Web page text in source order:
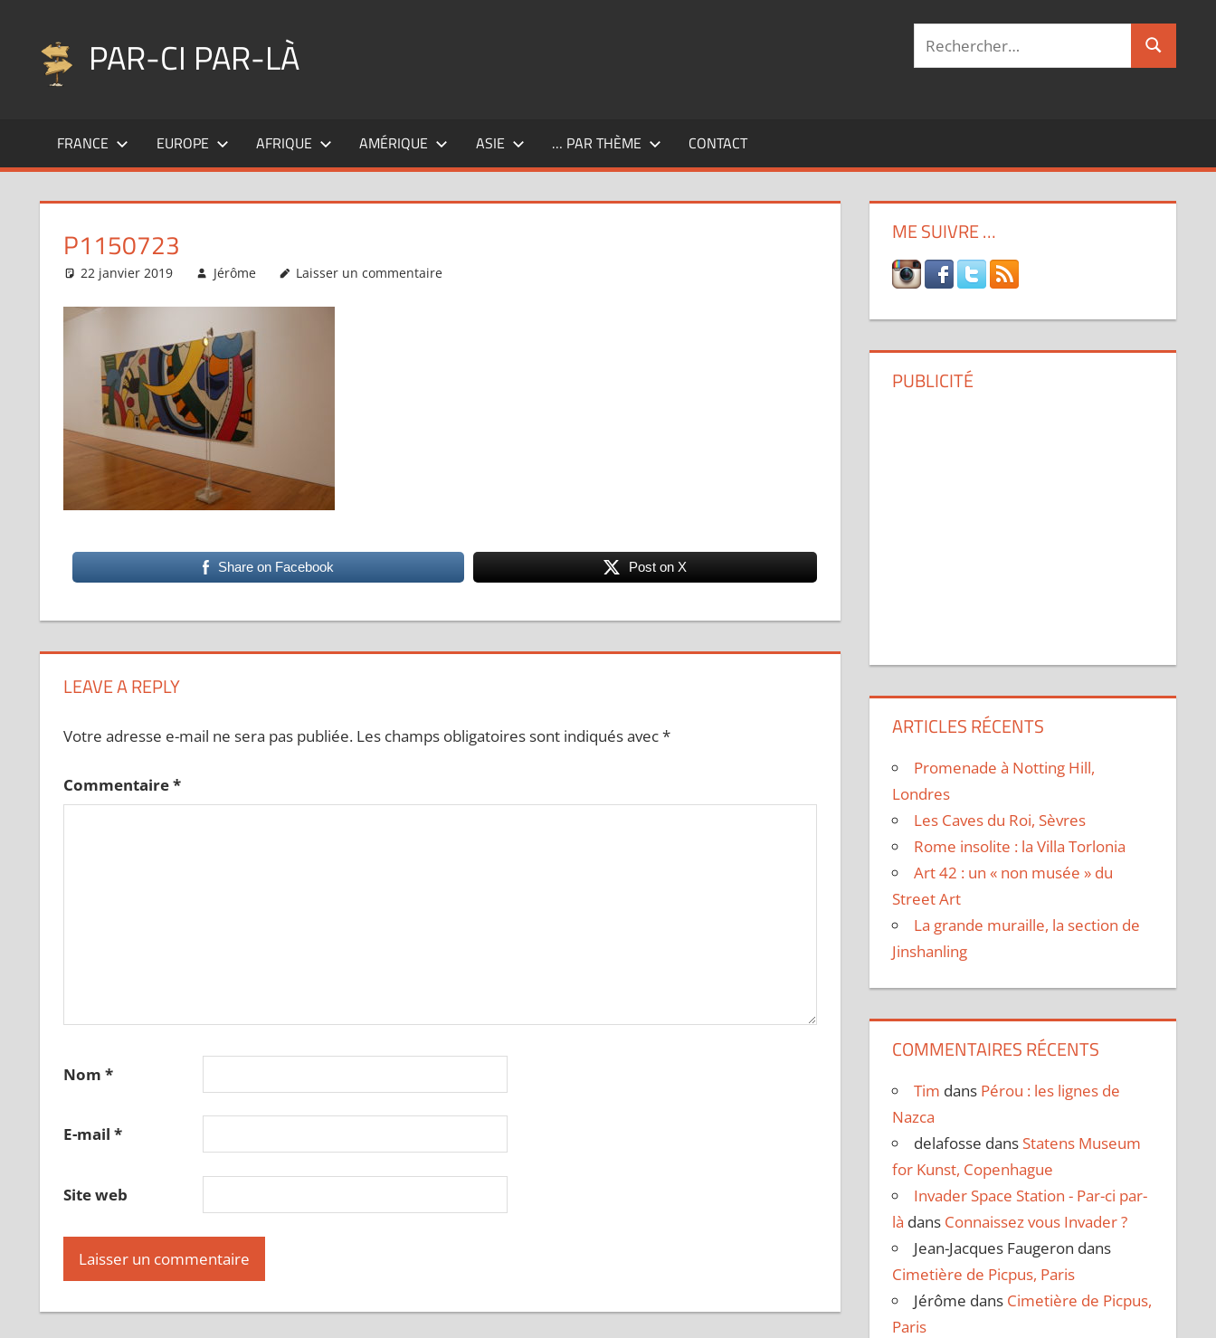
contenu
PAR-CI PAR-LÀ
fil
pérégrinations
Recherche
FRANCE EUROPE AFRIQUE AMÉRIQUE ASIE … PAR THÈME CONTACT
P1150723
22 janvier 2019 Jérôme Laisser un commentaire
Share on Facebook Post on X
LEAVE A REPLY
Votre adresse e-mail ne sera pas publiée. Les champs obligatoires sont indiqués avec*
Commentaire*
Nom *
E-mail *
Site web
ME SUIVRE …
PUBLICITÉ
ARTICLES RÉCENTS
Promenade à Notting Hill,
Londres
Les Caves du Roi, Sèvres
Rome insolite : la Villa Torlonia
Art 42 : un « non musée » du
Street Art
La grande muraille, la section de
Jinshanling
COMMENTAIRES RÉCENTS
Tim dans Pérou : les lignes de
Nazca
delafosse dans Statens Museum
for Kunst, Copenhague
Invader Space Station - Par-ci par-
là dans Connaissez vous Invader ?
Jean-Jacques Faugeron dans
Cimetière de Picpus, Paris
Jérôme dans Cimetière de Picpus,
Paris